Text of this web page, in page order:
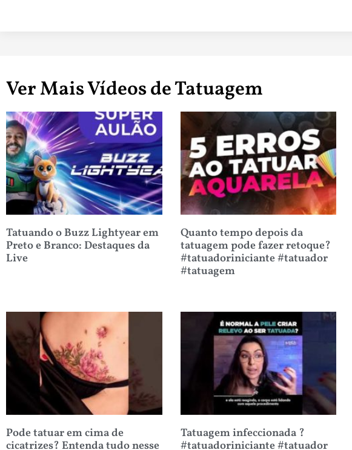
Ver Mais Vídeos de Tatuagem
Tatuando o Buzz Lightyear em
Preto e Branco: Destaques da
Live
Quanto tempo depois da
tatuagem pode fazer retoque?
#tatuadoriniciante #tatuador
#tatuagem
Pode tatuar em cima de
cicatrizes? Entenda tudo nesse
Tatuagem infeccionada ?
#tatuadoriniciante #tatuador